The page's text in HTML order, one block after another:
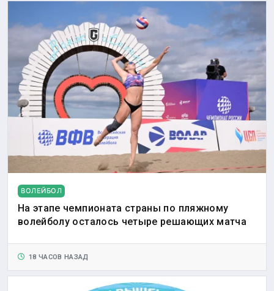
ВОЛЕЙБОЛ
На этапе чемпионата страны по пляжному
волейболу осталось четыре решающих матча
18 ЧАСОВ НАЗАД